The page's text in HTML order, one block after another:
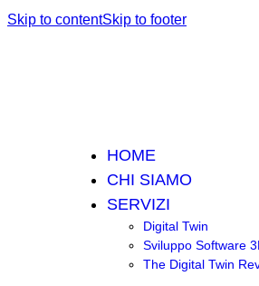
Skip to contentSkip to footer
HOME
CHI SIAMO
SERVIZI
Digital Twin
Sviluppo Software
The Digital Twin